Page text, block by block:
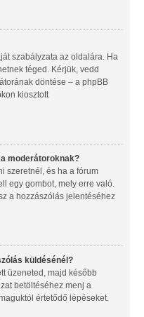
szabályzata az oldalára. Ha
téged. Kérjük, vedd
döntése – a phpBB
kiosztott
moderátoroknak?
szeretnél, és ha a fórum
egy gombot, mely erre való.
a hozzászólás jelentéséhez
küldésénél?
üzeneted, majd később
betöltéséhez menj a
értetődő lépéseket.